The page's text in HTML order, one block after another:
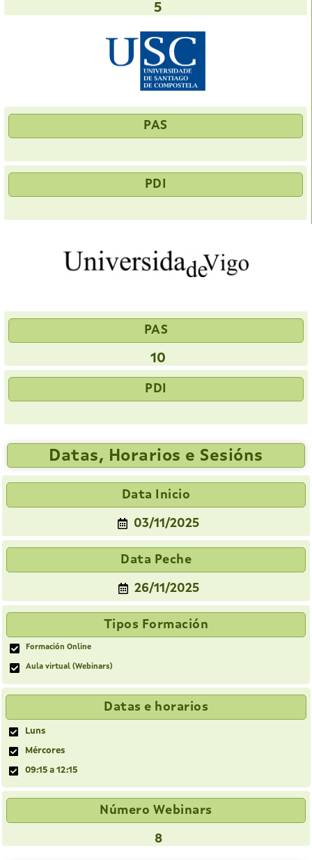
5
PAS
PDI
PAS
10
PDI
Datas, Horarios e Sesións
Data Inicio
03/11/2025
Data Peche
26/11/2025
Tipos Formación
Formación Online
Aula virtual (Webinars)
Datas e horarios
Luns
Mércores
09:15 a 12:15
Número Webinars
8